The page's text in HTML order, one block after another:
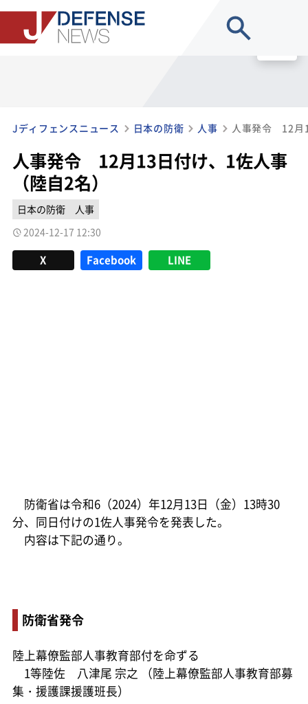
Jディフェンスニュース 日本の防衛 人事 人事発令 12月
人事発令 12月13日付け、1佐人事
（陸自2名）
日本の防衛
人事
2024-12-17 12:30
X Facebook LINE
防衛省は令和6（2024）年12月13日（金）13時30
分、同日付けの1佐人事発令を発表した。
内容は下記の通り。
防衛省発令
陸上幕僚監部人事教育部付を命ずる
1等陸佐 八津尾 宗之 （陸上幕僚監部人事教育部募
集・援護課援護班長）